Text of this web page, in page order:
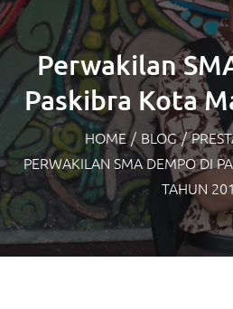
Perwakilan
Paskibra Kota
2019
HOME / BLOG /
PERWAKILAN SMA DEMPO DI
TAHUN